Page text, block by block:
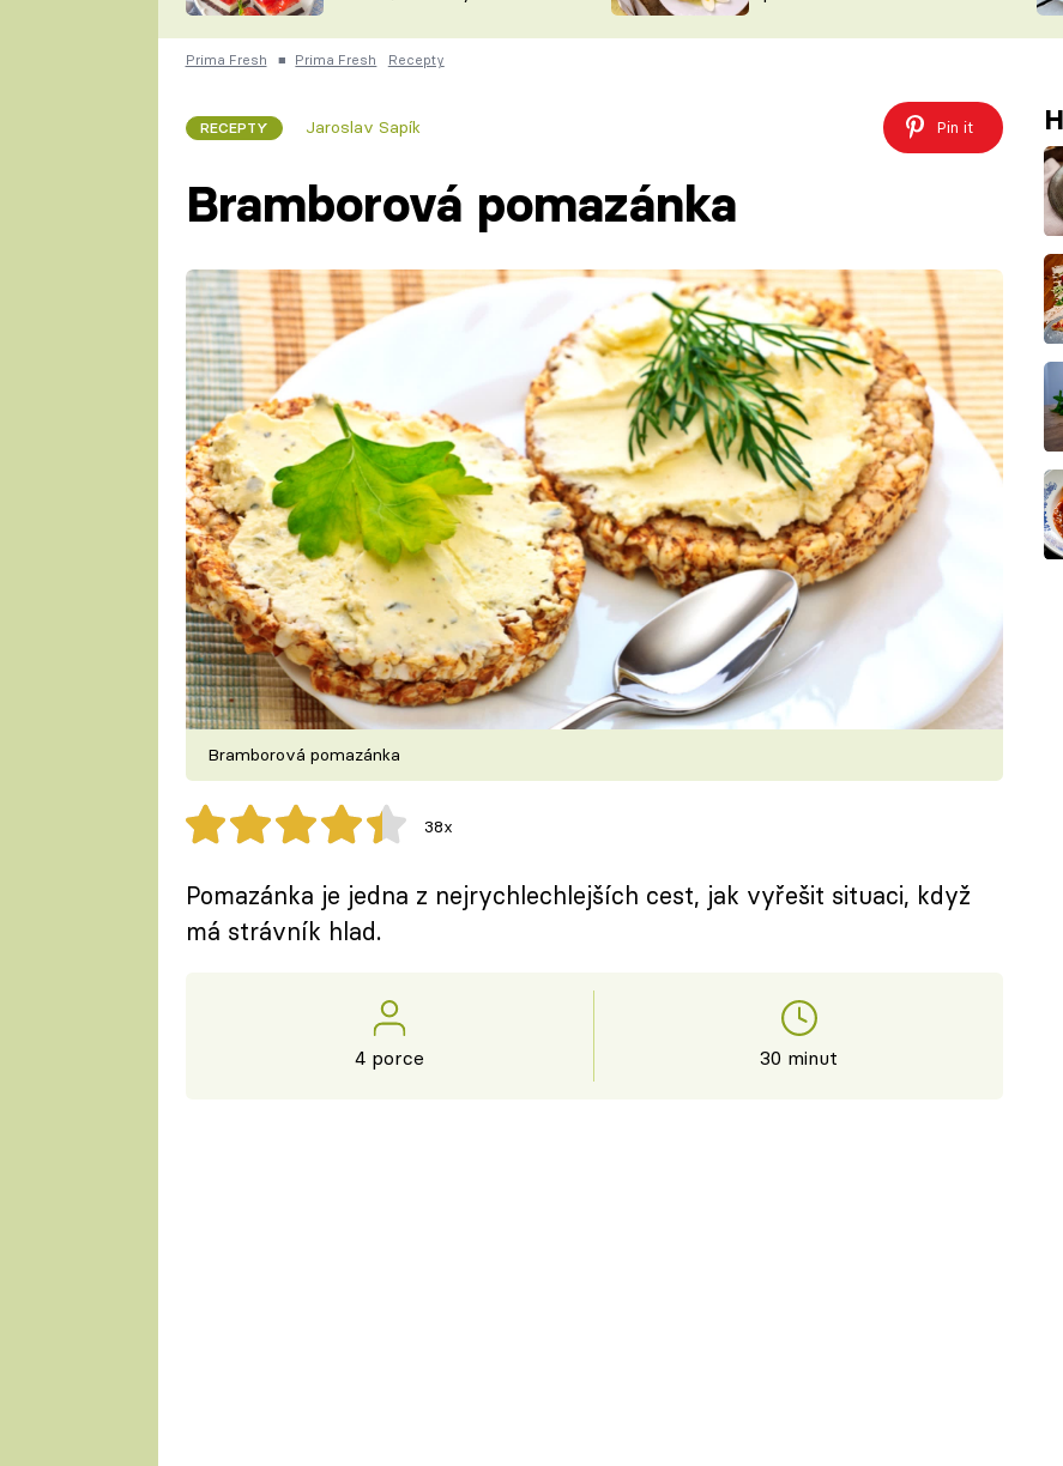
ČESKO NA TALÍŘI
KUCHAŘKA
VYCHYTÁVKY
ČASOPIS
Prima Fresh ■ Prima Fresh Recepty
RECEPTY Jaroslav Sapík Pin it
Bramborová pomazánka
Bramborová pomazánka
38x
Pomazánka je jedna z nejrychlechlejších cest, jak vyřešit situaci, když
má strávník hlad.
4 porce 30 minut